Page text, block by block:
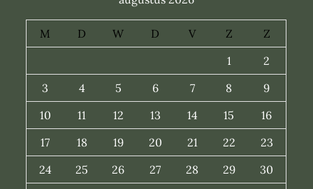
M D W D V Z
Z
1
2
3
4 5 6 7 8
9
10
11 12 13 14 15
16
17
18 19 20 21 22
23
24
25 26 27 28 29
30